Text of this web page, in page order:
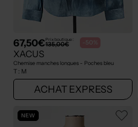
67,50€Prix boutique :
135,00€ -50%
XACUS
Chemise manches longues - Poches bleu
T : M
ACHAT EXPRESS
NEW